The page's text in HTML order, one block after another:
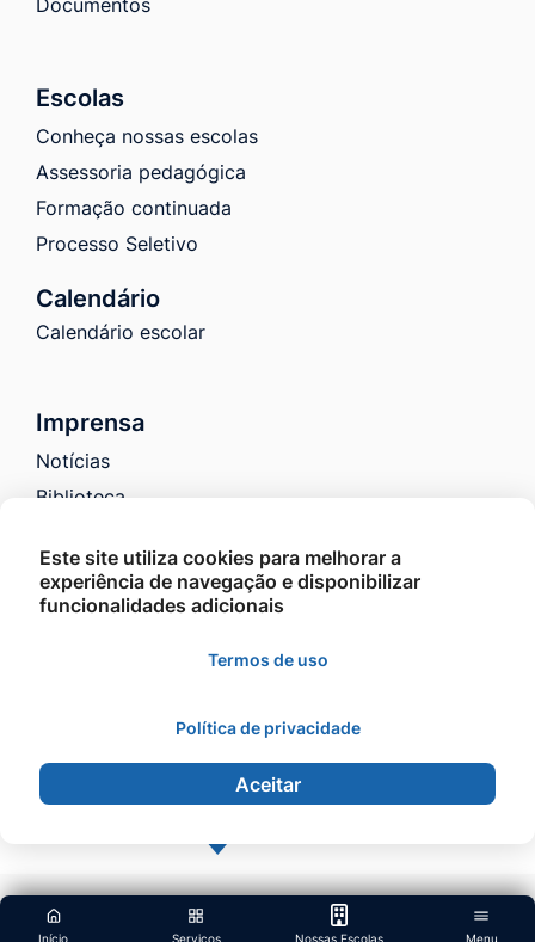
Início Serviços Nossas Escolas Menu
Documentos
Escolas
Conheça nossas escolas
Assessoria pedagógica
Formação continuada
Processo Seletivo
Calendário
Calendário escolar
Imprensa
Notícias
Biblioteca
Galeria de Vídeos
Educação nas mídias
©2026 - Educação Barra do Garças - Todos os
direitos reservados.
Este site utiliza cookies para melhorar a
experiência de navegação e disponibilizar
funcionalidades adicionais
Termos de uso
Política de privacidade
Aceitar